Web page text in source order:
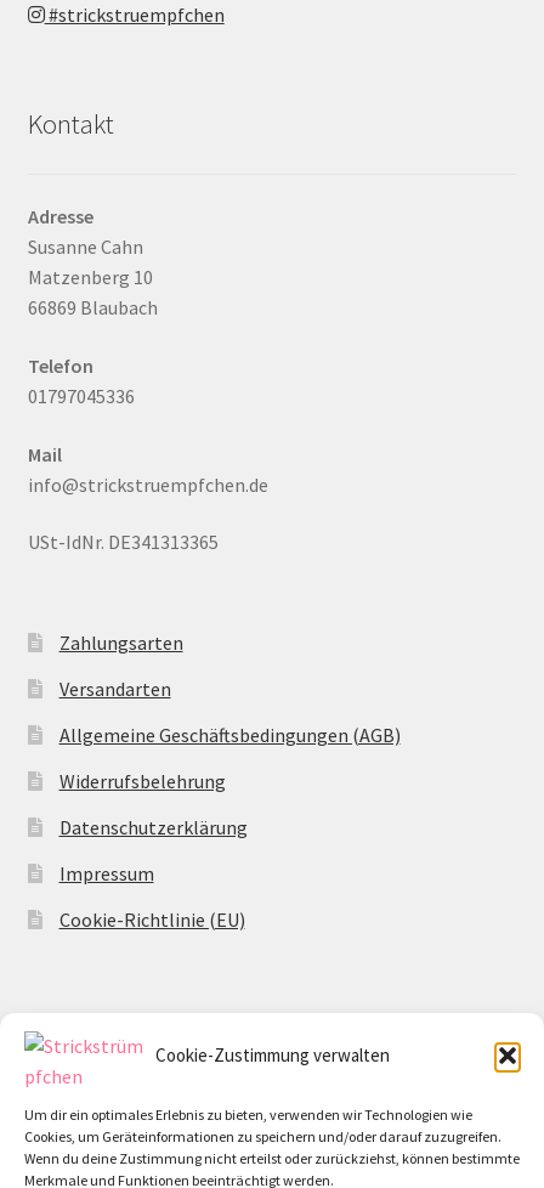
Cookie-Zustimmung verwalten
Um dir ein optimales Erlebnis zu bieten, verwenden wir Technologien wie
Cookies, um Geräteinformationen zu speichern und/oder darauf zuzugreifen.
Wenn du deine Zustimmung nicht erteilst oder zurückziehst, können bestimmte
Merkmale und Funktionen beeinträchtigt werden.
#strickstruempfchen
Kontakt
Adresse
Susanne Cahn
Matzenberg 10
66869 Blaubach
Telefon
01797045336
Mail
info@strickstruempfchen.de
USt-IdNr. DE341313365
Zahlungsarten
Versandarten
Allgemeine Geschäftsbedingungen (AGB)
Widerrufsbelehrung
Datenschutzerklärung
Impressum
Cookie-Richtlinie (EU)
© Strickstrümpfchen 2026